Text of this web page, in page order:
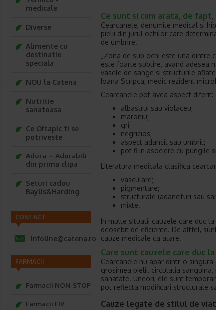
Ce sunt si cum arata, de
Cearcanele, denumite medical si
pielii din jurul ochilor care
de umbrire.
„Zona de sub ochi este una
este foarte subtire, avand adesea
vasele de sange si structurile
Ioana Scripca, medic rezident
Cearcanele pot avea aspect diferit:
albastrui sau violaceu;
maroniu;
gri;
negricios;
aspect adancit sau umbrit;
pot fi in asociere cu pungile
Literatura medicala clasifica
vasculare;
pigmentare;
structurale (adancituri sau
mixte.
In multe situatii cauzele care duc
deosebit de eficiente. De altfel,
cauze medicale ca atare.
Care sunt cauzele care duc
Cearcanele nu apar dintr-o
grosimea pielii, circulatia
sanatate. Uneori, ele sunt
pot reflecta modificari structurale
Cauze legate de stilul de
medicale
Diverse
Alimente cu
destinatie
speciala
NOU la Catena
Nutritie
sanatoasa
Ce Oftapic ti se
potriveste
Adora – Adorabili
din prima clipa
Seturi cadou
Baylis&Harding
CONTACT
infoline@catena.ro
FARMACII
Farmacii NON-STOP
Farmacii FIV